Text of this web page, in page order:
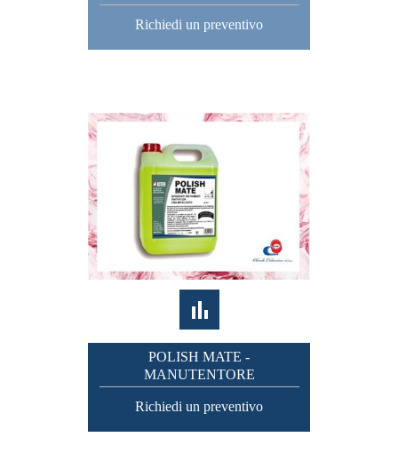
Richiedi un preventivo
POLISH MATE -
MANUTENTORE
Richiedi un preventivo